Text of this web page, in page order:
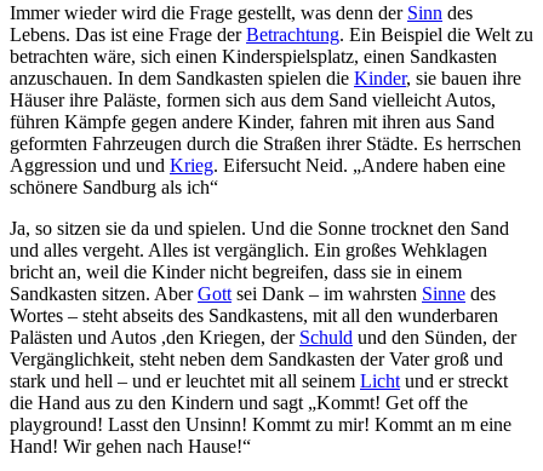
Immer wieder wird die Frage gestellt, was denn der Sinn des
Lebens. Das ist eine Frage derBetrachtung. Ein Beispiel die Welt zu
betrachten wäre, sich einen Kinderspielsplatz, einen Sandkasten
anzuschauen. In dem Sandkasten spielen die Kinder, sie bauen ihre
Häuser ihre Paläste, formen sich aus dem Sand vielleicht Autos,
führen Kämpfe gegen andere Kinder, fahren mit ihren aus Sand
geformten Fahrzeugen durch die Straßen ihrer Städte. Es herrschen
Aggression und und Krieg. Eifersucht Neid. „Andere haben eine
schönere Sandburg als ich“
Ja, so sitzen sie da und spielen. Und die Sonne trocknet den Sand
und alles vergeht. Alles ist vergänglich. Ein großes Wehklagen
bricht an, weil die Kinder nicht begreifen, dass sie in einem
Sandkasten sitzen. AberGott sei Dank – im wahrsten Sinne des
Wortes – steht abseits des Sandkastens, mit all den wunderbaren
Palästen und Autos ,den Kriegen, der Schuld und den Sünden, der
Vergänglichkeit, steht neben dem Sandkasten der Vater groß und
stark und hell – und er leuchtet mit all seinem Licht und er streckt
die Hand aus zu den Kindern und sagt „Kommt! Get off the
playground! Lasst den Unsinn! Kommt zu mir! Kommt an m eine
Hand! Wir gehen nach Hause!“